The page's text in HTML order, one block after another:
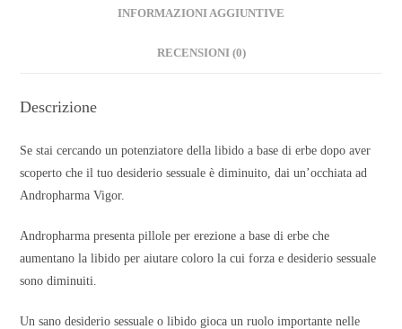
INFORMAZIONI AGGIUNTIVE
RECENSIONI (0)
Descrizione
Se stai cercando un potenziatore della libido a base di erbe dopo aver
scoperto che il tuo desiderio sessuale è diminuito, dai un’occhiata ad
Andropharma Vigor.
Andropharma presenta pillole per erezione a base di erbe che
aumentano la libido per aiutare coloro la cui forza e desiderio sessuale
sono diminuiti.
Un sano desiderio sessuale o libido gioca un ruolo importante nelle